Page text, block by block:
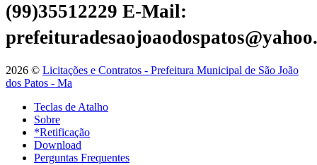
(99)35512229 E-Mail:
2026 © Licitações e Contratos - Prefeitura Municipal de São João
dos Patos - Ma
Teclas de Atalho
Sobre
*Retificação
Download
Perguntas Frequentes